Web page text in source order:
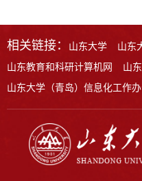
相关链接： 山东大学 山东
山东教育和科研计算机网
山
山东大学（青岛）信息化工作